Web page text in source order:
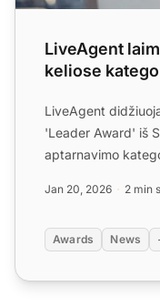
LiveAgent
keliose
LiveAgent
'Leader Award' iš
aptarnavimo
Jan 20, 2026 2 min
Awards News